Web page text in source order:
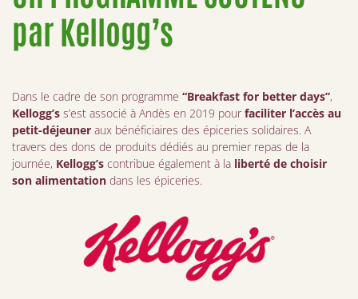
par Kellogg’s
Dans le cadre de son programme “Breakfast for better days”,
Kellogg’s s’est associé à Andès en 2019 pourfaciliter l’accès au
petit-déjeuner aux bénéficiaires des épiceries solidaires. A
travers des dons de produits dédiés au premier repas de la
journée, Kellogg’s contribue également à la liberté de choisir
son alimentation dans les épiceries.